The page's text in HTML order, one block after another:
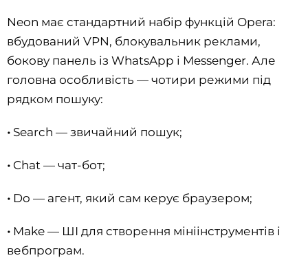
Neon має стандартний набір функцій Opera:
вбудований VPN, блокувальник реклами,
бокову панель із WhatsApp і Messenger. Але
головна особливість — чотири режими під
рядком пошуку:
• Search — звичайний пошук;
• Chat — чат-бот;
• Do — агент, який сам керує браузером;
• Make — ШІ для створення мініінструментів і
вебпрограм.